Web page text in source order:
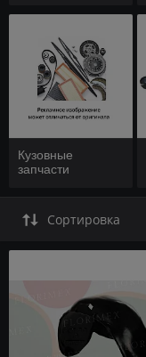
Кузовные
запчасти
Сортировка